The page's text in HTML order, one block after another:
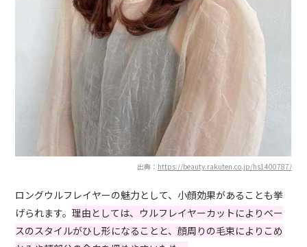
出典： https://beauty.rakuten.co.jp/hs1400787/
ロングウルフレイヤーの魅力として、小顔効果があることも挙
げられます。理由としては、ウルフレイヤーカットによりベー
スのスタイルがひし形になることと、顔周りの毛束によりこめ